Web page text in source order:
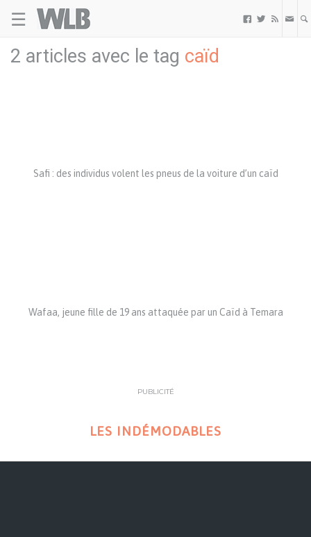
☰   
2 articles avec le tag caïd
Safi : des individus volent les pneus de la voiture d’un caïd
Wafaa, jeune fille de 19 ans attaquée par un Caïd à Temara
PUBLICITÉ
LES INDÉMODABLES